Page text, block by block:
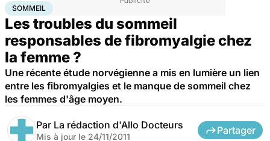
AccueilSanté
SOMMEIL
Les troubles du sommeil
responsables de fibromyalgie chez
la femme ?
Une récente étude norvégienne a mis en lumière un lien
entre les fibromyalgies et le manque de sommeil chez
les femmes d'âge moyen.
Par La rédaction d'Allo Docteurs
Mis à jour le 24/11/2011
Partager